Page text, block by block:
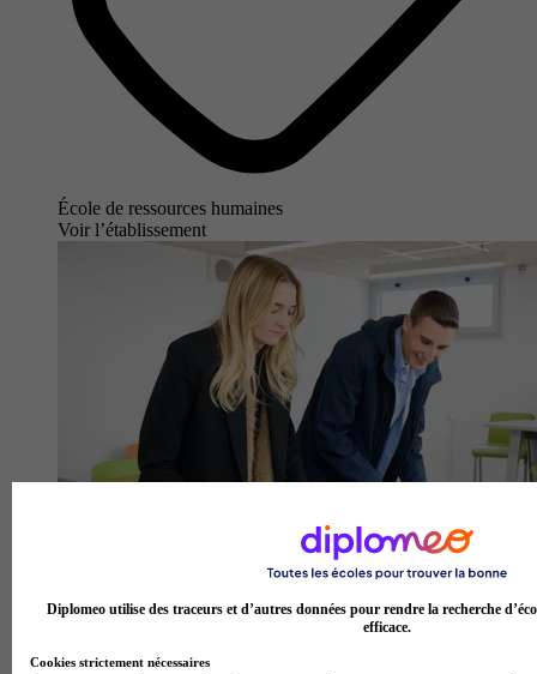
École de ressources humaines
Voir l’établissement
Diplomeo utilise des traceurs et d’autres données pour rendre la recherche
efficace.
Cookies strictement nécessaires